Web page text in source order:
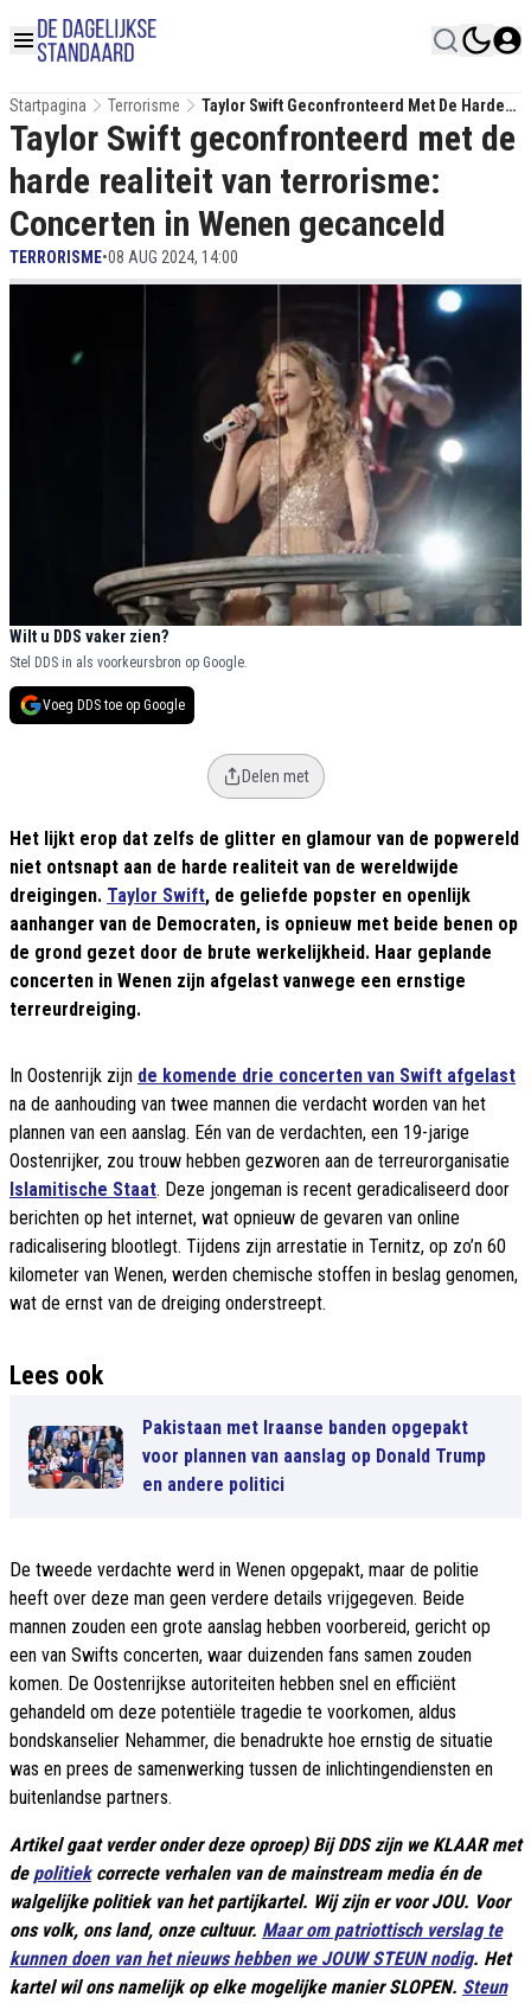
Startpagina Terrorisme
Taylor Swift Geconfronteerd Met De Harde
Realiteit Van Terrorisme: Concerten In
Wenen Gecanceld
Taylor Swift geconfronteerd met de
harde realiteit van terrorisme:
Concerten in Wenen gecanceld
TERRORISME•08 AUG 2024, 14:00
Wilt u DDS vaker zien?
Stel DDS in als voorkeursbron op Google.
Voeg DDS toe op Google
Delen met
Het lijkt erop dat zelfs de glitter en glamour van de popwereld
niet ontsnapt aan de harde realiteit van de wereldwijde
dreigingen. Taylor Swift, de geliefde popster en openlijk
aanhanger van de Democraten, is opnieuw met beide benen op
de grond gezet door de brute werkelijkheid. Haar geplande
concerten in Wenen zijn afgelast vanwege een ernstige
terreurdreiging.
In Oostenrijk zijn de komende drie concerten van Swift afgelast
na de aanhouding van twee mannen die verdacht worden van het
plannen van een aanslag. Eén van de verdachten, een 19-jarige
Oostenrijker, zou trouw hebben gezworen aan de terreurorganisatie
Islamitische Staat. Deze jongeman is recent geradicaliseerd door
berichten op het internet, wat opnieuw de gevaren van online
radicalisering blootlegt. Tijdens zijn arrestatie in Ternitz, op zo’n 60
kilometer van Wenen, werden chemische stoffen in beslag genomen,
wat de ernst van de dreiging onderstreept.
Lees ook
Pakistaan met Iraanse banden opgepakt
voor plannen van aanslag op Donald Trump
en andere politici
De tweede verdachte werd in Wenen opgepakt, maar de politie
heeft over deze man geen verdere details vrijgegeven. Beide
mannen zouden een grote aanslag hebben voorbereid, gericht op
een van Swifts concerten, waar duizenden fans samen zouden
komen. De Oostenrijkse autoriteiten hebben snel en efficiënt
gehandeld om deze potentiële tragedie te voorkomen, aldus
bondskanselier Nehammer, die benadrukte hoe ernstig de situatie
was en prees de samenwerking tussen de inlichtingendiensten en
buitenlandse partners.
Artikel gaat verder onder deze oproep) Bij DDS zijn we KLAAR met
de politiekcorrecte verhalen van de mainstream media én de
walgelijke politiek van het partijkartel. Wij zijn er voor JOU. Voor
ons volk, ons land, onze cultuur. Maar om patriottisch verslag te
kunnen doen van het nieuws hebben we JOUW STEUN nodig. Het
kartel wil ons namelijk op elke mogelijke manier SLOPEN. Steun